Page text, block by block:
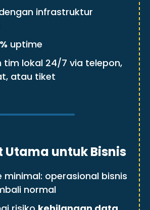
infrastruktur
uptime
tim lokal 24/7 via telepon,
atau tiket
untuk Bisnis
minimal: operasional bisnis
normal